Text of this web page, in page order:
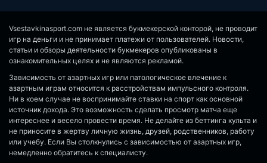
Vsestavkinasport.com не является букмекерской конторой, не проводит
игр на деньги и не принимает платежи от пользователей. Новости,
статьи и обзоры деятельности букмекеров опубликованы в
ознакомительных целях и не являются рекламой.
Зависимость от азартных игр или патологическое влечение к
азартным играм относится к расстройствам импульсного контроля.
Ни в коем случае не воспринимайте ставки на спорт как основной
источник дохода. Это возможность сделать просмотр матча еще
интереснее и весело провести время. Не делайте из беттинга культа и
не приносите в жертву личную жизнь, друзей, родственников, работу
или учебу. Если Вы столкнулись с зависимостью от азартных игр,
немедленно обратитесь к специалисту.